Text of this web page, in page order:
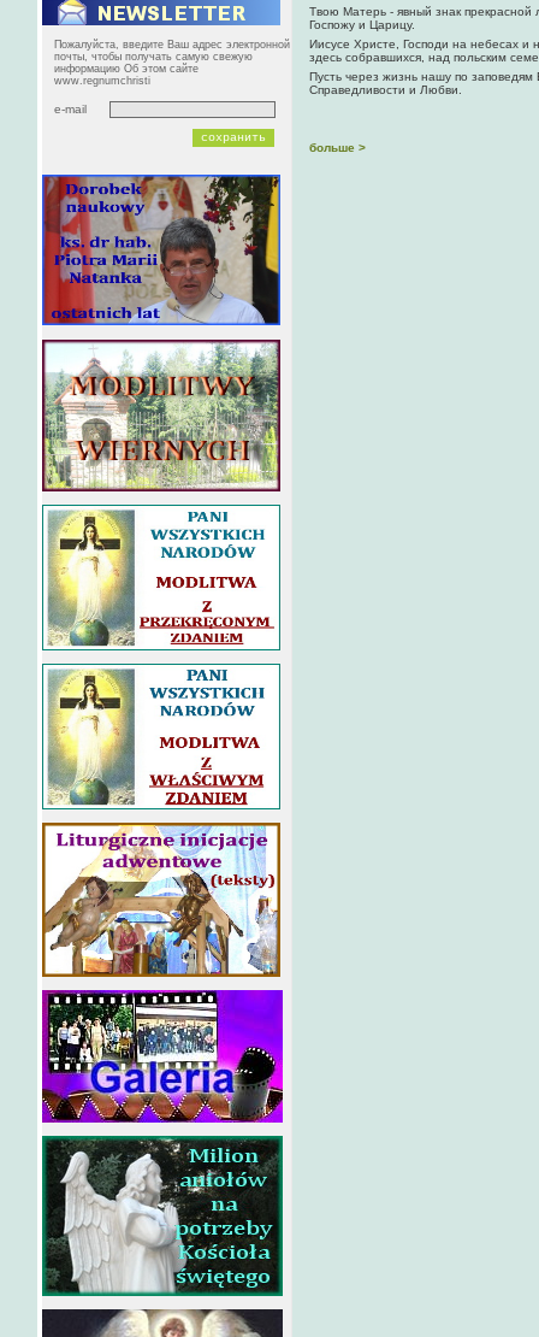
Пожалуйста, введите Ваш адрес электронной
почты, чтобы получать самую свежую
информацию Об этом сайте
www.regnumchristi
e-mail
Твою Матерь - явный знак
Госпожу и Царицу.
Иисусе Христе, Господи на небесах
здесь собравшихся, над польским
Пусть через жизнь нашу по
Справедливости и Любви.
больше >